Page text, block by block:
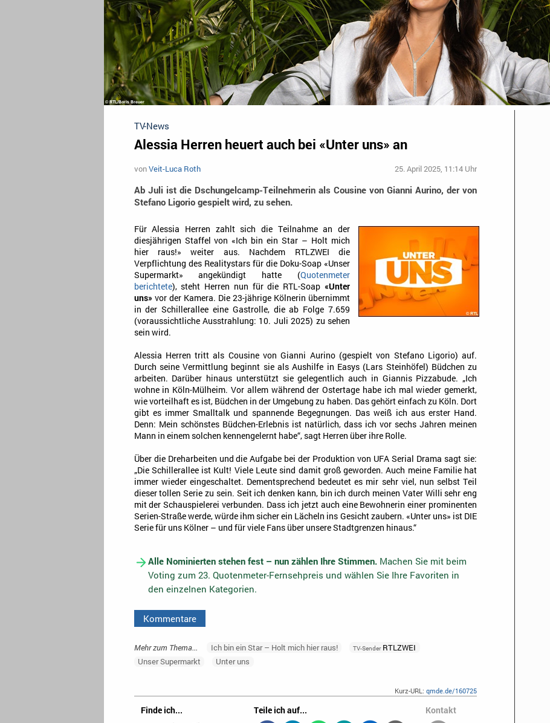
TV-News
Alessia Herren heuert auch bei «Unter uns» an
vonVeit-Luca Roth 25. April 2025, 11:14 Uhr
Ab Juli ist die Dschungelcamp-Teilnehmerin als Cousine von Gianni Aurino, der von
Stefano Ligorio gespielt wird, zu sehen.
Für Alessia Herren zahlt sich die Teilnahme an der
diesjährigen Staffel von «Ich bin ein Star – Holt mich
hier raus!» weiter aus. Nachdem RTLZWEI die
Verpflichtung des Realitystars für die Doku-Soap «Unser
Supermarkt» angekündigt hatte (Quotenmeter
berichtete), steht Herren nun für die RTL-Soap «Unter
uns» vor der Kamera. Die 23-jährige Kölnerin übernimmt
in der Schillerallee eine Gastrolle, die ab Folge 7.659
(voraussichtliche Ausstrahlung: 10. Juli 2025) zu sehen
sein wird.
Alessia Herren tritt als Cousine von Gianni Aurino (gespielt von Stefano Ligorio) auf.
Durch seine Vermittlung beginnt sie als Aushilfe in Easys (Lars Steinhöfel) Büdchen zu
arbeiten. Darüber hinaus unterstützt sie gelegentlich auch in Giannis Pizzabude. „Ich
wohne in Köln-Mülheim. Vor allem während der Ostertage habe ich mal wieder gemerkt,
wie vorteilhaft es ist, Büdchen in der Umgebung zu haben. Das gehört einfach zu Köln. Dort
gibt es immer Smalltalk und spannende Begegnungen. Das weiß ich aus erster Hand.
Denn: Mein schönstes Büdchen-Erlebnis ist natürlich, dass ich vor sechs Jahren meinen
Mann in einem solchen kennengelernt habe“, sagt Herren über ihre Rolle.
Über die Dreharbeiten und die Aufgabe bei der Produktion von UFA Serial Drama sagt sie:
„Die Schillerallee ist Kult! Viele Leute sind damit groß geworden. Auch meine Familie hat
immer wieder eingeschaltet. Dementsprechend bedeutet es mir sehr viel, nun selbst Teil
dieser tollen Serie zu sein. Seit ich denken kann, bin ich durch meinen Vater Willi sehr eng
mit der Schauspielerei verbunden. Dass ich jetzt auch eine Bewohnerin einer prominenten
Serien-Straße werde, würde ihm sicher ein Lächeln ins Gesicht zaubern. «Unter uns» ist DIE
Serie für uns Kölner – und für viele Fans über unsere Stadtgrenzen hinaus.“
Alle Nominierten stehen fest – nun zählen Ihre Stimmen.Machen Sie mit beim
Voting zum 23. Quotenmeter-Fernsehpreis und wählen Sie Ihre Favoriten in
den einzelnen Kategorien.
Kommentare
Mehr zum Thema... Ich bin ein Star – Holt mich hier raus! TV-SenderRTLZWEI
Unser Supermarkt
Unter uns
Kurz-URL:qmde.de/160725
Finde ich... Teile ich auf... Kontakt